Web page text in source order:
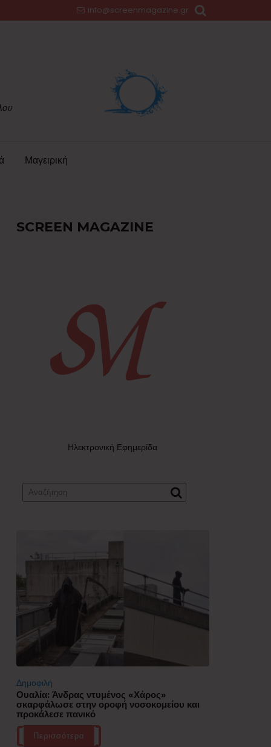
info@screenmagazine.gr
Μαγειρική
SCREEN MAGAZINE
Ηλεκτρονική Εφημερίδα
Δημοφιλή
Ουαλία: Άνδρας ντυμένος «Χάρος»
σκαρφάλωσε στην οροφή νοσοκομείου και
προκάλεσε πανικό
Περισσότερα